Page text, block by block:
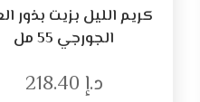
كريم الليل بزيت بذور
الجورجي 55 مل
د.إ